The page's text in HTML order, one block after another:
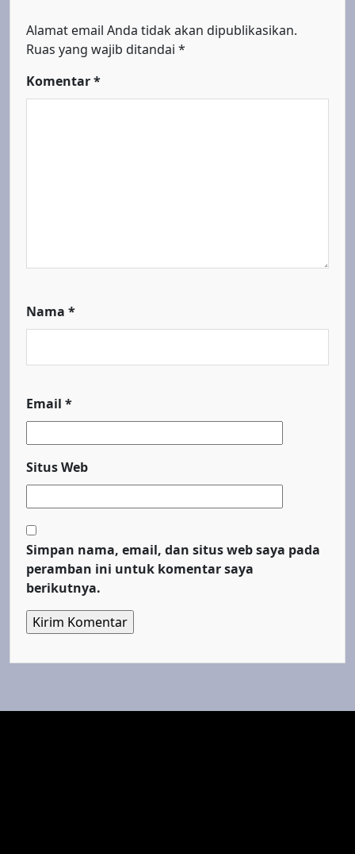
Alamat email Anda tidak akan dipublikasikan.
Ruas yang wajib ditandai *
Komentar*
Nama *
Email *
Situs Web
Simpan nama, email, dan situs web saya pada
peramban ini untuk komentar saya
berikutnya.